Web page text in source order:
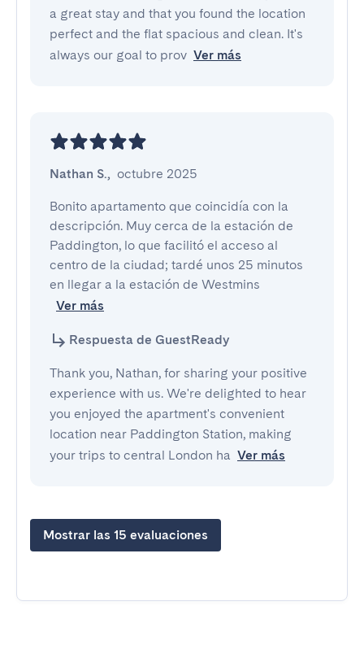
a great stay and that you found the location
perfect and the flat spacious and clean. It's
always our goal to prov Ver más
Nathan S., octubre 2025
Bonito apartamento que coincidía con la
descripción. Muy cerca de la estación de
Paddington, lo que facilitó el acceso al
centro de la ciudad; tardé unos 25 minutos
en llegar a la estación de Westmins
Ver más
Respuesta de GuestReady
Thank you, Nathan, for sharing your positive
experience with us. We're delighted to hear
you enjoyed the apartment's convenient
location near Paddington Station, making
your trips to central London ha Ver más
Mostrar las 15 evaluaciones